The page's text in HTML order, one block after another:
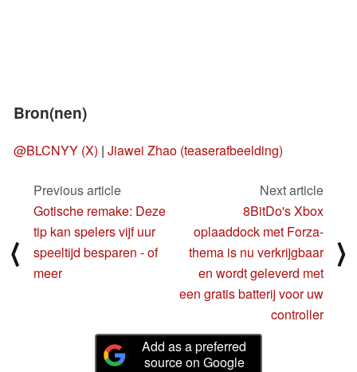
Bron(nen)
@BLCNYY (X) | Jiawei Zhao (teaserafbeelding)
⟨
Previous article
Gotische remake: Deze
tip kan spelers vijf uur
speeltijd besparen - of
meer
Next article
8BitDo's Xbox
oplaaddock met Forza-
thema is nu verkrijgbaar
en wordt geleverd met
een gratis batterij voor uw
controller
⟩
Add as a preferred
source on Google